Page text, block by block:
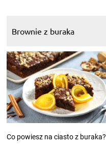
Brownie z buraka
Co powiesz na ciasto z buraka?